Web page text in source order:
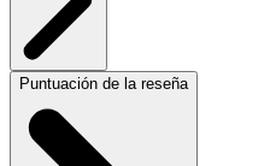
Puntuación de la reseña